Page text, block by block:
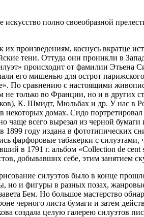
искусство полно своеобразной
произведениям, коснусь вкратце
тени. Оттуда они проникли в
происходит от фамилии Этьена
его мишенью для острот
По сравнению с настоящими
не только во Франции, но и в других
К. Шмидт, Мюльбах и др. У нас в
некоторых домах. Сидо
чаще всего вырезал из черной
1899 году издана в фототипических
фарфоровые табакерки с
в 1791 г. альбом «Collection de
добывавших себе, этим занятием
силуэтов было в конце
но и фигуры в разных позах,
Бем. Но большое мастерство
черного листа бумаги и затем
создала целую галерею силуэтов